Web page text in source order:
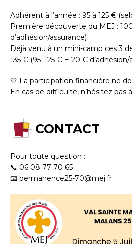
Adhérent à l’année : 95 à 125 €
Première découverte du MEJ :
d’adhésion/assurance)
Déjà venu à un mini-camp ces 3
135 € (95–125 € + 20 € d’adhésion/
💛 La participation financière ne
En cas de difficulté, n’hésitez pas
CONTACT
Pour toute question :
📞 06 08 77 70 65
📧 permanence25-70@mej.fr